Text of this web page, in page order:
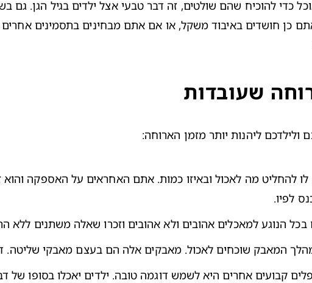
שעובדות
ולילדכם ליהנות יותר מזמן הארוחה:
לפיו.
בכל הנוגע למאכלים אהובים ולא אהובים וזכרו שאלה משתנים ללא
המאבק שוכחים לאכול. מאבקים אלה הם בעצם מאבקי
קבועים אחרים היא לשמש דוגמה טובה. ילדים יאכלו בסופו